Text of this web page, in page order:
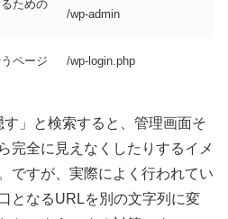
ための
/wp-admin
ページ /wp-login.php
す」と検索すると、管理画面そ
完全に見えなくしたりするイメ
ですが、実際によく行われてい
となるURLを別の文字列に変